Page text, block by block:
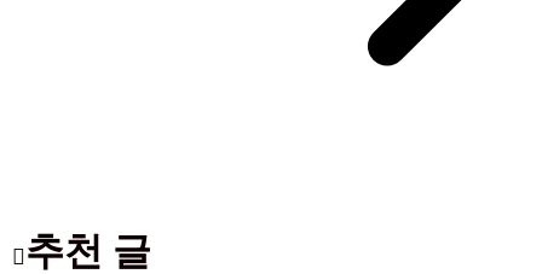
추천 글